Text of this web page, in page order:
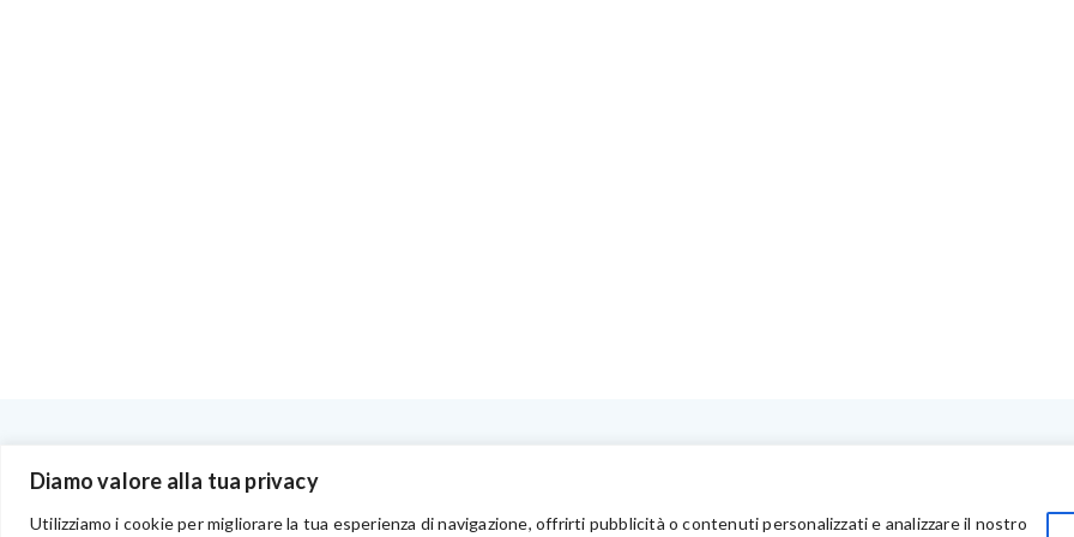
Diamo valore alla tua privacy
Utilizziamo i cookie per migliorare la tua esperienza di navigazione, offrirti pubblicità o contenuti personalizzati e analizzare il nostro
Privacy